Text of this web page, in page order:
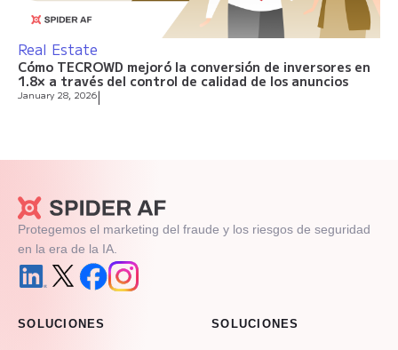
Real Estate
Cómo TECROWD mejoró la conversión de inversores en
1.8× a través del control de calidad de los anuncios
January 28, 2026|
Protegemos el marketing del fraude y los riesgos de seguridad
en la era de la IA.
SOLUCIONES SOLUCIONES